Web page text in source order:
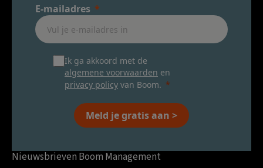
E-mailadres
Ik ga akkoord met de
algemene voorwaarden en
privacy policy van Boom.
Meld je gratis aan >
Nieuwsbrieven Boom Management